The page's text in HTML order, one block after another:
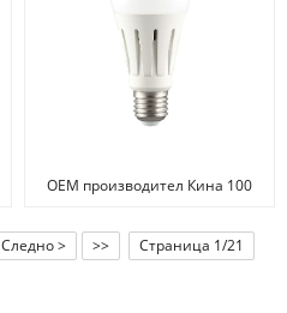
OEM производител Кина 100
сијалица 16W/19W
Следно > >> Страница 1/21